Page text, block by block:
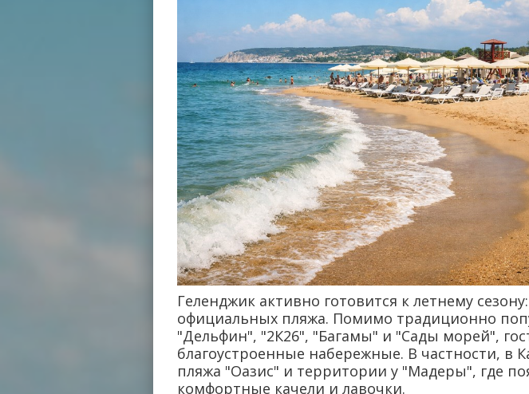
Геленджик активно готовится к летнему
официальных пляжа. Помимо традиционно
"Дельфин", "2К26", "Багамы" и "Сады морей",
благоустроенные набережные. В частности,
пляжа "Оазис" и территории у "Мадеры", где
комфортные качели и лавочки.